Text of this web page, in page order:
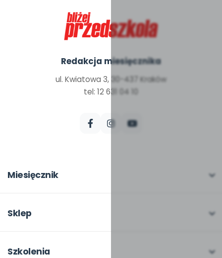
Redakcja miesięcznika
ul. Kwiatowa 3, 30-437 Kraków
tel: 12 631 04 10
Miesięcznik
W numerze
Pomoce dydaktyczne
Sklep
Moje zakupy
Szkolenia